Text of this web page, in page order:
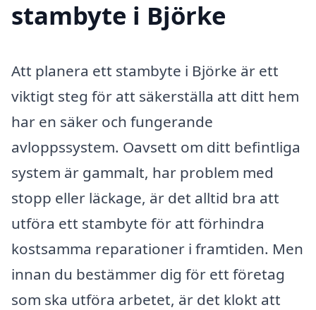
stambyte i Björke
Att planera ett stambyte i Björke är ett
viktigt steg för att säkerställa att ditt hem
har en säker och fungerande
avloppssystem. Oavsett om ditt befintliga
system är gammalt, har problem med
stopp eller läckage, är det alltid bra att
utföra ett stambyte för att förhindra
kostsamma reparationer i framtiden. Men
innan du bestämmer dig för ett företag
som ska utföra arbetet, är det klokt att